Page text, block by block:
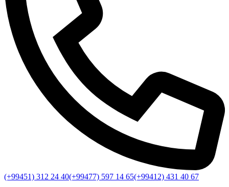
(+99451) 312 24 40(+99477) 597 14 65(+99412) 431 40 67